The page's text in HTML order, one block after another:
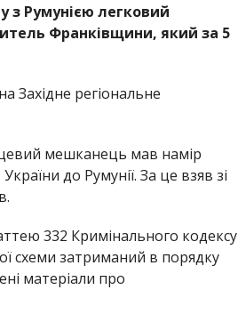
з Румунією легковий
Франківщини, який за 5
на Західне регіональне
мешканець мав намір
до Румунії. За це взяв зі
332 Кримінального кодексу
схеми затриманий в порядку
матеріали про